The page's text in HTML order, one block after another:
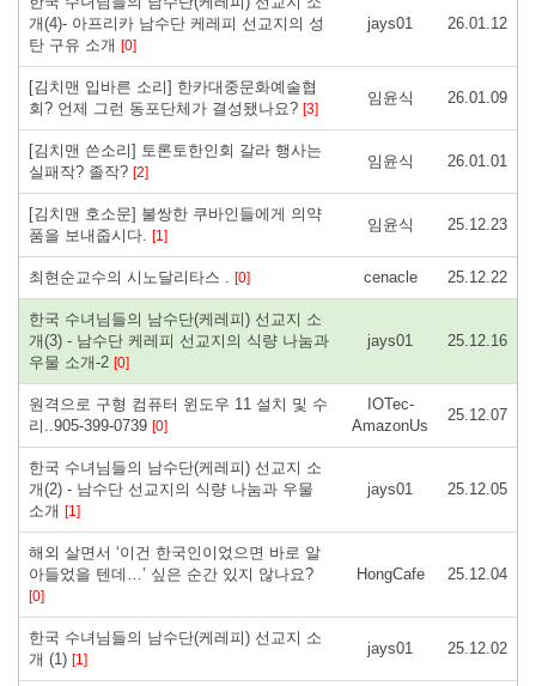
개(4)- 아프리카 남수단 케레피 선교지의 성
탄 구유 소개 [0]
jays01 26.01.12
[김치맨 입바른 소리] 한카대중문화예술협
회? 언제 그런 동포단체가 결성됐나요? [3]
임윤식 26.01.09
[김치맨 쓴소리] 토론토한인회 갈라 행사는
실패작? 졸작? [2]
임윤식 26.01.01
[김치맨 호소문] 불쌍한 쿠바인들에게 의약
품을 보내줍시다. [1]
임윤식 25.12.23
최현순교수의 시노달리타스 . [0] cenacle 25.12.22
한국 수녀님들의 남수단(케레피) 선교지 소
개(3) - 남수단 케레피 선교지의 식량 나눔과
우물 소개-2 [0]
jays01 25.12.16
원격으로 구형 컴퓨터 윈도우 11 설치 및 수
리..905-399-0739 [0]
IOTec-
AmazonUs
25.12.07
한국 수녀님들의 남수단(케레피) 선교지 소
개(2) - 남수단 선교지의 식량 나눔과 우물
소개 [1]
jays01 25.12.05
해외 살면서 ‘이건 한국인이었으면 바로 알
아들었을 텐데…’ 싶은 순간 있지 않나요?
[0]
HongCafe 25.12.04
한국 수녀님들의 남수단(케레피) 선교지 소
개 (1) [1]
jays01 25.12.02